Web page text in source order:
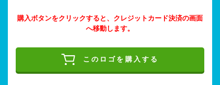
購入ボタンをクリックすると、クレジットカード決済の画面
へ移動します。
このロゴを購入する